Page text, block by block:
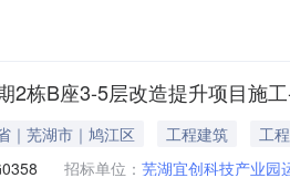
2栋B座3-5层改造提升项目施
｜芜湖市｜鸠江区 工程建筑
工程
招标单位： 芜湖宜创科技产业园